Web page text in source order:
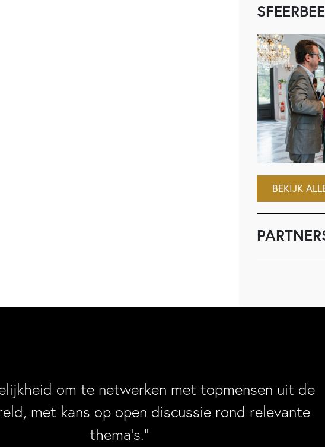
BEKIJK
om te netwerken met topmensen uit de
met kans op open discussie rond relevante
thema’s.”